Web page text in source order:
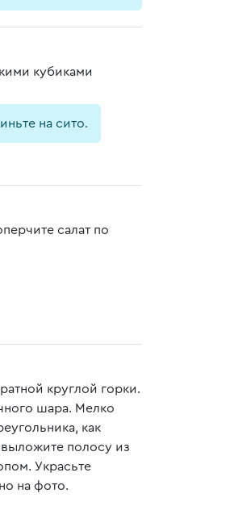
кубиками
на сито.
салат по
круглой горки.
шара. Мелко
как
выложите полосу из
Украсьте
на фото.